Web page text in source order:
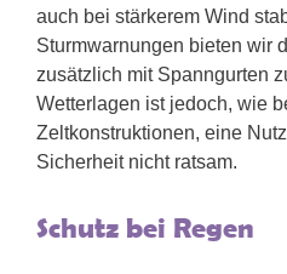
auch bei stärkerem Wind
Sturmwarnungen bieten wir
zusätzlich mit Spanngurten
Wetterlagen ist jedoch, wie
Zeltkonstruktionen, eine
Sicherheit nicht ratsam.
Schutz bei Regen